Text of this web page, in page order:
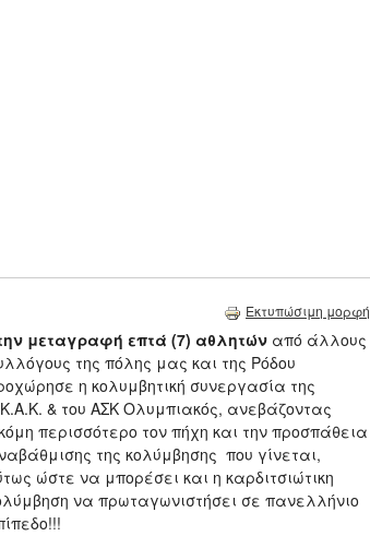
Εκτυπώσιμη μορφή
μεταγραφή επτά (7) αθλητών από άλλους
της πόλης μας και της Ρόδου
η κολυμβητική συνεργασία της
& του ΑΣΚ Ολυμπιακός, ανεβάζοντας
περισσότερο τον πήχη και την προσπάθεια
της κολύμβησης που γίνεται,
ώστε να μπορέσει και η καρδιτσιώτικη
να πρωταγωνιστήσει σε πανελλήνιο